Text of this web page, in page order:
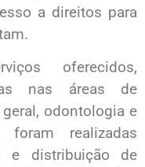
a direitos para
oferecidos,
nas áreas de
odontologia e
realizadas
e distribuição de